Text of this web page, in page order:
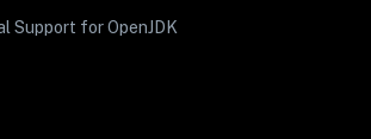
Support for OpenJDK